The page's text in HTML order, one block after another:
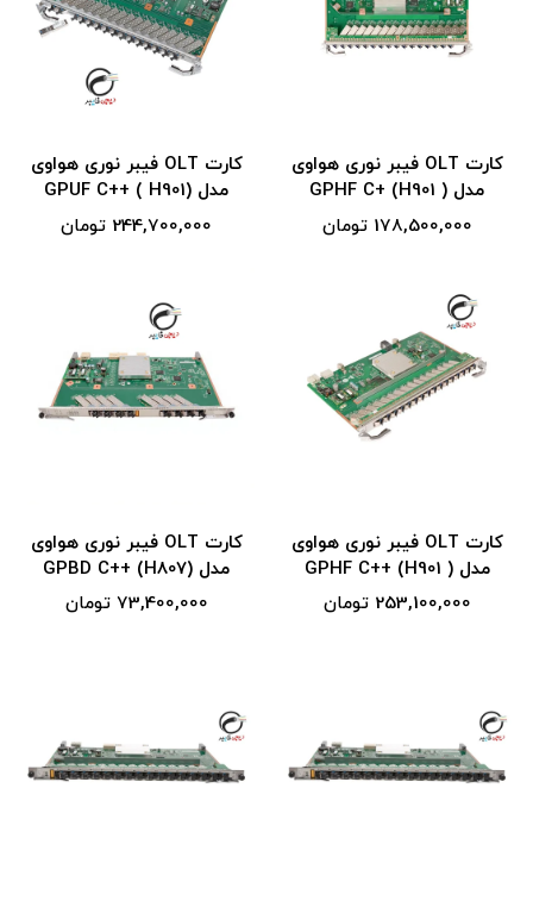
کارت OLT فیبر نوری هواوی
مدل ( GPHF C+ (H901
178,500,000 تومان
کارت OLT فیبر نوری هواوی
مدل (GPUF C++ ( H901
244,700,000 تومان
کارت OLT فیبر نوری هواوی
مدل ( GPHF C++ (H901
253,100,000 تومان
کارت OLT فیبر نوری هواوی
مدل (GPBD C++ (H807
73,400,000 تومان